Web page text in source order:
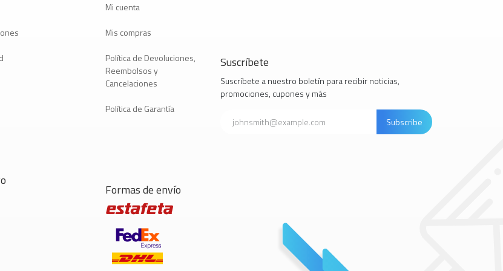
Mi cuenta
Mis compras
Política de Devoluciones,
Reembolsos y
Cancelaciones
Política de Garantía
Formas de envío
Suscríbete
Suscríbete a nuestro boletín para recibir noticias,
promociones, cupones y más
Subscribe